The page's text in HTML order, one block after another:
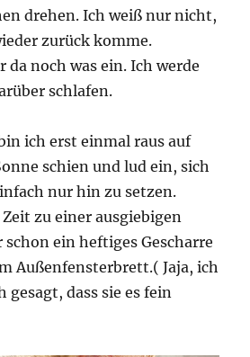
drehen. Ich weiß nur nicht,
zurück komme.
noch was ein. Ich werde
schlafen.
ich erst einmal raus auf
schien und lud ein, sich
nur hin zu setzen.
zu einer ausgiebigen
schon ein heftiges Gescharre
Außenfensterbrett.( Jaja, ich
gesagt, dass sie es fein